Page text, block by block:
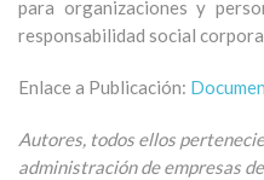
para organizaciones y
responsabilidad social
Enlace a Publicación:
Autores, todos ellos
administración de empresas